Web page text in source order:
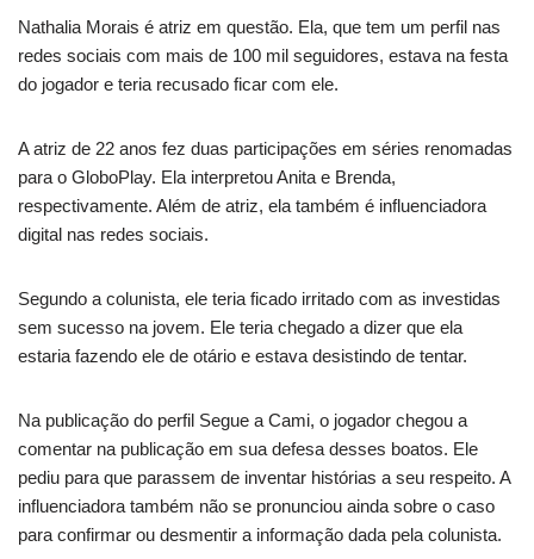
Nathalia Morais é atriz em questão. Ela, que tem um perfil nas
redes sociais com mais de 100 mil seguidores, estava na festa
do jogador e teria recusado ficar com ele.
A atriz de 22 anos fez duas participações em séries renomadas
para o GloboPlay. Ela interpretou Anita e Brenda,
respectivamente. Além de atriz, ela também é influenciadora
digital nas redes sociais.
Segundo a colunista, ele teria ficado irritado com as investidas
sem sucesso na jovem. Ele teria chegado a dizer que ela
estaria fazendo ele de otário e estava desistindo de tentar.
Na publicação do perfil Segue a Cami, o jogador chegou a
comentar na publicação em sua defesa desses boatos. Ele
pediu para que parassem de inventar histórias a seu respeito. A
influenciadora também não se pronunciou ainda sobre o caso
para confirmar ou desmentir a informação dada pela colunista.